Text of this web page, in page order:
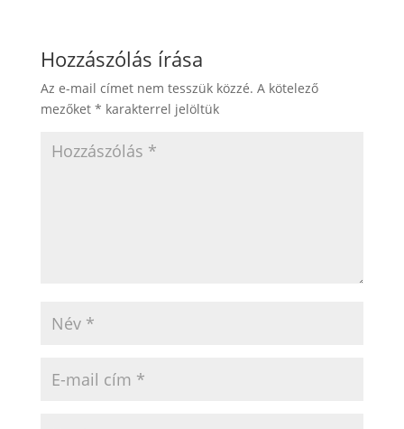
Hozzászólás írása
Az e-mail címet nem tesszük közzé. A kötelező
mezőket * karakterrel jelöltük